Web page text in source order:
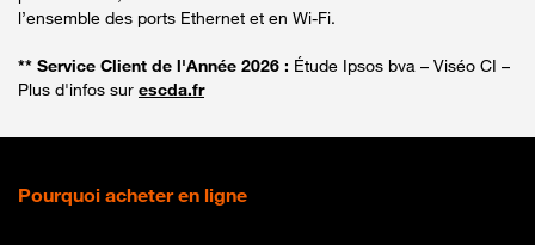
l’ensemble des ports Ethernet et en Wi-Fi.
** Service Client de l'Année 2026 : Étude Ipsos bva – Viséo CI –
Plus d'infos sur escda.fr
Pourquoi acheter en ligne